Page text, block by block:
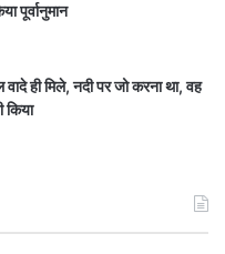
पूर्वानुमान
ही मिले, नदी पर जो करना था, वह
किया